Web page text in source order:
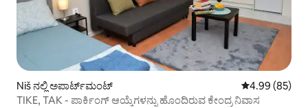
Niš ನಲ್ಲಿ ಅಪಾರ್ಟ್‌ಮಂಟ್ 5 ರಲ್ಲಿ 4.99
4.99 (85)
TIKE, TAK - ಪಾರ್ಕಿಂಗ್ ಆಯ್ಕೆಗಳನ್ನು ಹೊಂದಿರುವ ಕೇಂದ್ರ ನಿವಾಸ